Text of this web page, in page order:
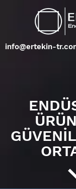
info@ertekin-